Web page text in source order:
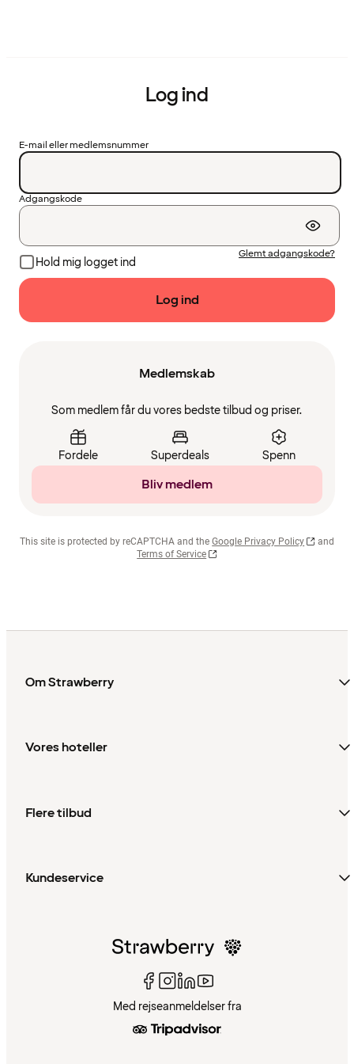
Log ind
E-mail eller medlemsnummer
Adgangskode
Hold mig logget ind
Glemt adgangskode?
Log ind
Medlemskab
Som medlem får du vores bedste tilbud og priser.
Fordele Superdeals Spenn
Bliv medlem
This site is protected by reCAPTCHA and the Google Privacy Policy
and
Terms of Service
Om Strawberry
Vores hoteller
Flere tilbud
Kundeservice
Med rejseanmeldelser fra